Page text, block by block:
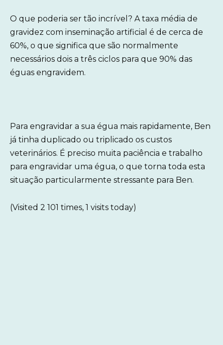
O que poderia ser tão incrível? A taxa média de
gravidez com inseminação artificial é de cerca de
60%, o que significa que são normalmente
necessários dois a três ciclos para que 90% das
éguas engravidem.
Para engravidar a sua égua mais rapidamente, Ben
já tinha duplicado ou triplicado os custos
veterinários. É preciso muita paciência e trabalho
para engravidar uma égua, o que torna toda esta
situação particularmente stressante para Ben.
(Visited 2 101 times, 1 visits today)